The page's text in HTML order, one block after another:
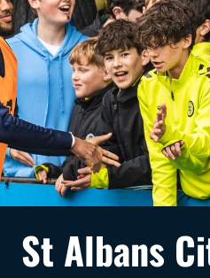
St Albans